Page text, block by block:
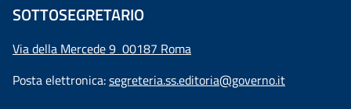
SOTTOSEGRETARIO
Via della Mercede 9 00187 Roma
Posta elettronica:segreteria.ss.editoria@governo.it